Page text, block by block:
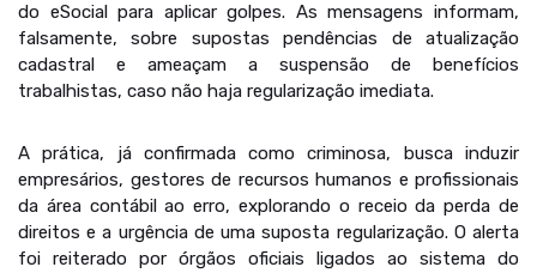
do eSocial para aplicar golpes. As mensagens informam,
falsamente, sobre supostas pendências de atualização
cadastral e ameaçam a suspensão de benefícios
trabalhistas, caso não haja regularização imediata.
A prática, já confirmada como criminosa, busca induzir
empresários, gestores de recursos humanos e profissionais
da área contábil ao erro, explorando o receio da perda de
direitos e a urgência de uma suposta regularização. O alerta
foi reiterado por órgãos oficiais ligados ao sistema do